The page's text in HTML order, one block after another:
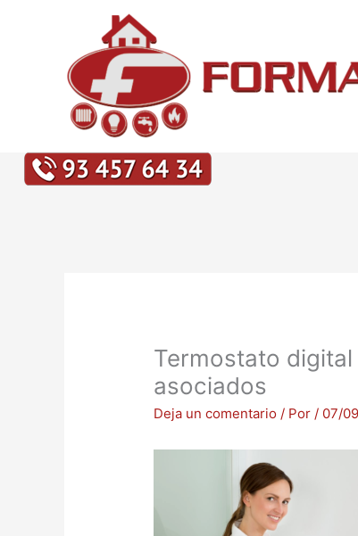
Termostato
asociados
Deja un comentario / Por / 07/